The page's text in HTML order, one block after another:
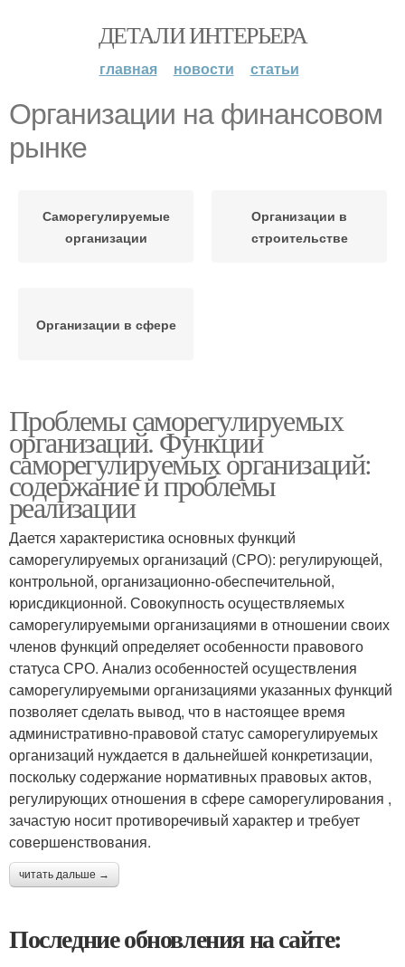
ДЕТАЛИ ИНТЕРЬЕРА
главная новости статьи
Организации на финансовом
рынке
Саморегулируемые
организации
Организации в
строительстве
Организации в сфере
Проблемы саморегулируемых
организаций. Функции
саморегулируемых организаций:
содержание и проблемы
реализации
Дается характеристика основных функций
саморегулируемых организаций (СРО): регулирующей,
контрольной, организационно-обеспечительной,
юрисдикционной. Совокупность осуществляемых
саморегулируемыми организациями в отношении своих
членов функций определяет особенности правового
статуса СРО. Анализ особенностей осуществления
саморегулируемыми организациями указанных функций
позволяет сделать вывод, что в настоящее время
административно-правовой статус саморегулируемых
организаций нуждается в дальнейшей конкретизации,
поскольку содержание нормативных правовых актов,
регулирующих отношения в сфере саморегулирования ,
зачастую носит противоречивый характер и требует
совершенствования.
читать дальше →
Последние обновления на сайте: